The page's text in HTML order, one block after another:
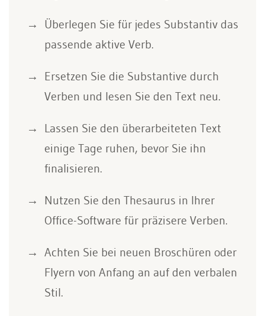
Überlegen Sie für jedes Substantiv das
passende aktive Verb.
Ersetzen Sie die Substantive durch
Verben und lesen Sie den Text neu.
Lassen Sie den überarbeiteten Text
einige Tage ruhen, bevor Sie ihn
finalisieren.
Nutzen Sie den Thesaurus in Ihrer
Office-Software für präzisere Verben.
Achten Sie bei neuen Broschüren oder
Flyern von Anfang an auf den verbalen
Stil.